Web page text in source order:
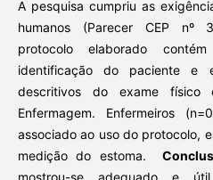
A pesquisa cumpriu as
humanos (Parecer CEP nº
protocolo elaborado
identificação do paciente e
descritivos do exame físico
Enfermagem. Enfermeiros
associado ao uso do protocolo,
medição do estoma.
mostrou-se adequado e